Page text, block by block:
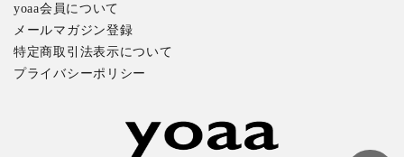
yoaa会員について
メールマガジン登録
特定商取引法表示について
プライバシーポリシー